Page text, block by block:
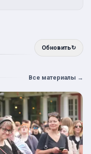
Обновить↻
Все материалы →